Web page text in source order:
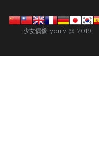
少女偶像 youiv @ 2019